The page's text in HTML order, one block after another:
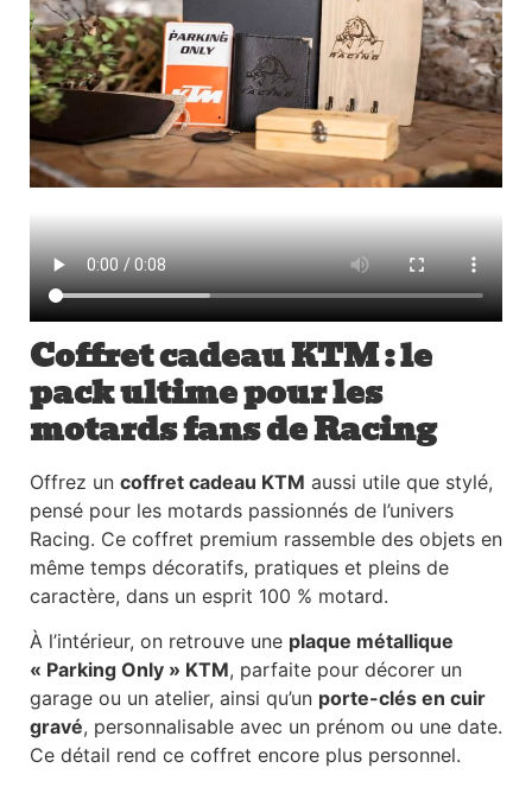
Coffret cadeau KTM : le
pack ultime pour les
motards fans de Racing
Offrez un coffret cadeau KTM aussi utile que stylé,
pensé pour les motards passionnés de l’univers
Racing. Ce coffret premium rassemble des objets en
même temps décoratifs, pratiques et pleins de
caractère, dans un esprit 100 % motard.
À l’intérieur, on retrouve une plaque métallique
« Parking Only » KTM, parfaite pour décorer un
garage ou un atelier, ainsi qu’un porte-clés en cuir
gravé, personnalisable avec un prénom ou une date.
Ce détail rend ce coffret encore plus personnel.